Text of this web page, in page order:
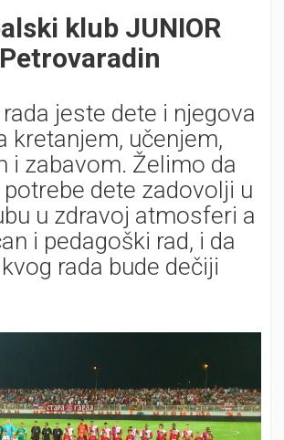
klub JUNIOR
Petrovaradin
jeste dete i njegova
kretanjem, učenjem,
i zabavom. Želimo da
dete zadovolji u
u zdravoj atmosferi a
i pedagoški rad, i da
rada bude dečiji